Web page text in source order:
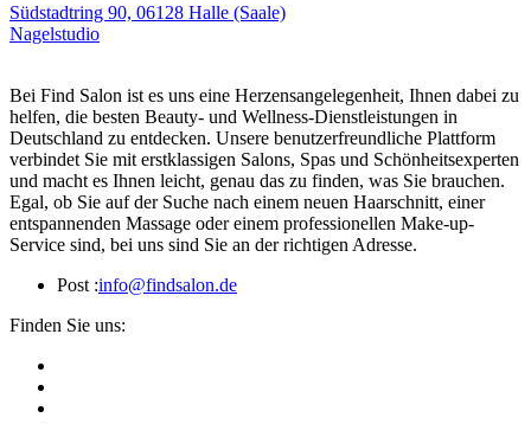
Südstadtring 90, 06128 Halle (Saale)
Nagelstudio
Bei Find Salon ist es uns eine Herzensangelegenheit, Ihnen dabei zu
helfen, die besten Beauty- und Wellness-Dienstleistungen in
Deutschland zu entdecken. Unsere benutzerfreundliche Plattform
verbindet Sie mit erstklassigen Salons, Spas und Schönheitsexperten
und macht es Ihnen leicht, genau das zu finden, was Sie brauchen.
Egal, ob Sie auf der Suche nach einem neuen Haarschnitt, einer
entspannenden Massage oder einem professionellen Make-up-
Service sind, bei uns sind Sie an der richtigen Adresse.
Post :info@findsalon.de
Finden Sie uns: